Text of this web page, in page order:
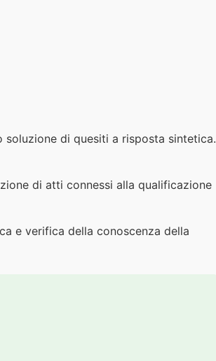
di quesiti a risposta sintetica.
di atti connessi alla qualificazione
e verifica della conoscenza della